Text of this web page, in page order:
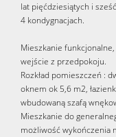
lat pięćdziesiątych i
4 kondygnacjach.
Mieszkanie
wejście z przedpokoju.
Rozkład pomieszczeń :
oknem ok 5,6 m2,
wbudowaną szafą
Mieszkanie do
możliwość wykończenia